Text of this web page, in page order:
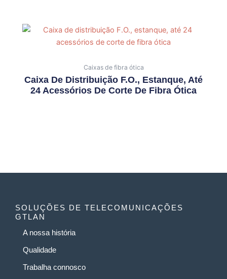
Caixas de fibra ótica
Caixa De Distribuição F.O., Estanque, Até
24 Acessórios De Corte De Fibra Ótica
SOLUÇÕES DE TELECOMUNICAÇÕES
GTLAN
A nossa história
Qualidade
Trabalha connosco